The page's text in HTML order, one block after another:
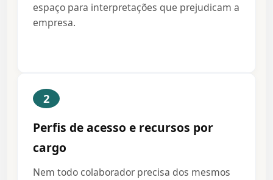
espaço para interpretações que prejudicam a
empresa.
2
Perfis de acesso e recursos por
cargo
Nem todo colaborador precisa dos mesmos